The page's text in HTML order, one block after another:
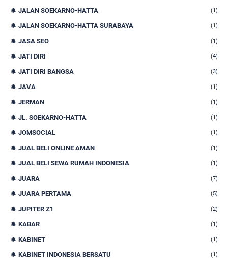
JALAN SOEKARNO-HATTA (1)
JALAN SOEKARNO-HATTA SURABAYA (1)
JASA SEO (1)
JATI DIRI (4)
JATI DIRI BANGSA (3)
JAVA (1)
JERMAN (1)
JL. SOEKARNO-HATTA (1)
JOMSOCIAL (1)
JUAL BELI ONLINE AMAN (1)
JUAL BELI SEWA RUMAH INDONESIA (1)
JUARA (7)
JUARA PERTAMA (5)
JUPITER Z1 (2)
KABAR (1)
KABINET (1)
KABINET INDONESIA BERSATU (1)